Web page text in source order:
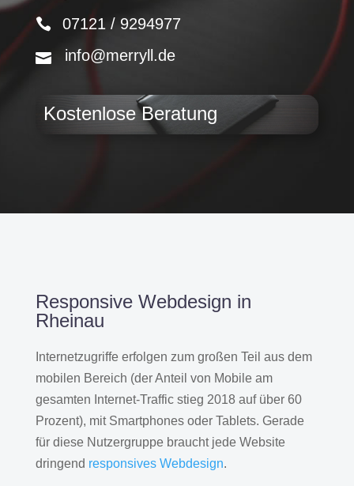
07121 / 9294977
info@merryll.de
Kostenlose Beratung
Responsive Webdesign in
Rheinau
Internetzugriffe erfolgen zum großen Teil aus dem
mobilen Bereich (der Anteil von Mobile am
gesamten Internet-Traffic stieg 2018 auf über 60
Prozent), mit Smartphones oder Tablets. Gerade
für diese Nutzergruppe braucht jede Website
dringend responsives Webdesign.